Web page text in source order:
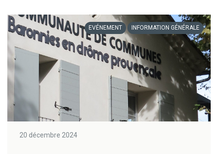
EVÉNEMENT INFORMATION GÉNÉRALE
20 décembre 2024